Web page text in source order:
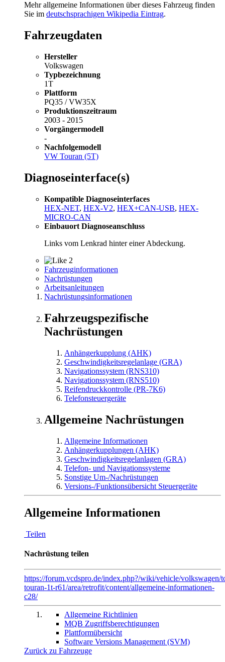
Mehr allgemeine Informationen über dieses Fahrzeug finden
Sie im deutschsprachigen Wikipedia Eintrag.
Fahrzeugdaten
Hersteller
Volkswagen
Typbezeichnung
1T
Plattform
PQ35 / VW35X
Produktionszeitraum
2003 - 2015
Vorgängermodell
-
Nachfolgemodell
VW Touran (5T)
Diagnoseinterface(s)
Kompatible Diagnoseinterfaces
HEX-NET, HEX-V2, HEX+CAN-USB, HEX-
MICRO-CAN
Einbauort Diagnoseanschluss
Links vom Lenkrad hinter einer Abdeckung.
2
Fahrzeuginformationen
Nachrüstungen
Arbeitsanleitungen
Nachrüstungsinformationen
Fahrzeugspezifische
Nachrüstungen
Anhängerkupplung (AHK)
Geschwindigkeitsregelanlage (GRA)
Navigationssystem (RNS310)
Navigationssystem (RNS510)
Reifendruckkontrolle (PR-7K6)
Telefonsteuergeräte
Allgemeine Nachrüstungen
Allgemeine Informationen
Anhängerkupplungen (AHK)
Geschwindigkeitsregelanlagen (GRA)
Telefon- und Navigationssysteme
Sonstige Um-/Nachrüstungen
Versions-/Funktionsübersicht Steuergeräte
Allgemeine Informationen
Teilen
Nachrüstung teilen
https://forum.vcdspro.de/index.php?/wiki/vehicle/volkswagen/
touran-1t-r61/area/retrofit/content/allgemeine-informationen-
c28/
Allgemeine Richtlinien
MQB Zugriffsberechtigungen
Plattformübersicht
Software Versions Management (SVM)
Zurück zu Fahrzeuge